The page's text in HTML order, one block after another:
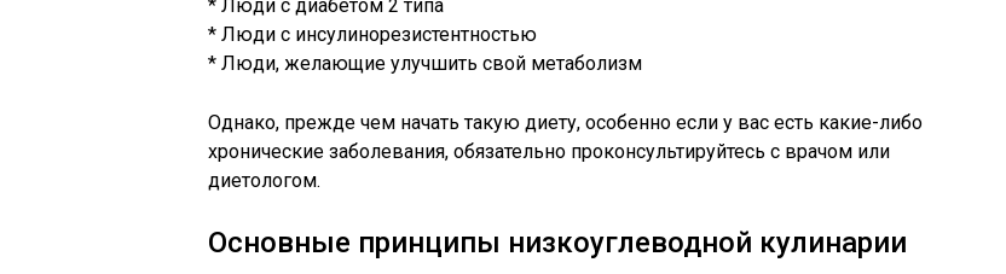
* Люди с диабетом 2 типа
* Люди с инсулинорезистентностью
* Люди, желающие улучшить свой метаболизм
Однако, прежде чем начать такую диету, особенно если у вас есть какие-либо
хронические заболевания, обязательно проконсультируйтесь с врачом или
диетологом.
Основные принципы низкоуглеводной кулинарии